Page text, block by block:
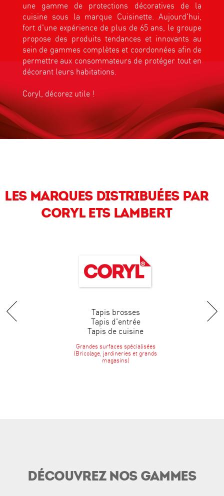
une gamme de protections décoratives de la
cuisine sous la marque Cuisinette. Aujourd'hui,
fort d'une expérience de plus de 65 ans, le groupe
propose des produits tendances et innovants au
sein de gammes complètes et coordonnées afin de
permettre aux consommateurs de protéger tout en
décorant leurs habitations.
Coryl, décorez utile !
LES MARQUES DISTRIBUÉES PAR
CORYL ETS LAMBERT
Tapis brosses
Tapis d'entrée
Tapis de cuisine
Grandes surfaces spécialisées
(Bricolage, jardineries et grands
magasins)
DÉCOUVREZ NOS GAMMES